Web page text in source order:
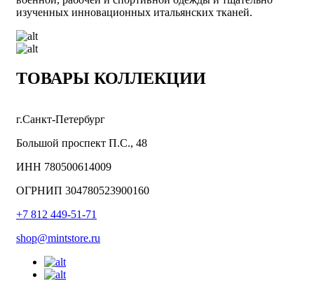
изученных инновационных итальянских тканей.
ТОВАРЫ КОЛЛЕКЦИИ
г.Санкт-Петербург
Большой проспект П.С., 48
ИНН 780500614009
ОГРНИП 304780523900160
+7 812 449-51-71
shop@mintstore.ru